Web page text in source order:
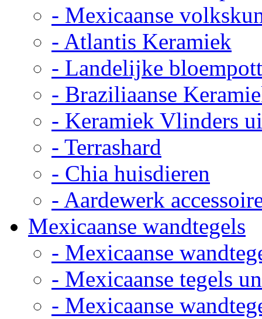
- Mexicaanse
- Atlantis Keramiek
- Landelijke
- Braziliaanse
- Keramiek Vlinders
- Terrashard
- Chia huisdieren
- Aardewerk
Mexicaanse wandtegels
- Mexicaanse
- Mexicaanse tegels
- Mexicaanse